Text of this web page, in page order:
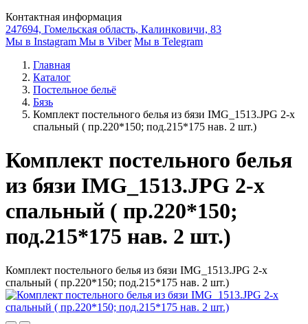
Контактная информация
247694, Гомельская область, Калинковичи, 83
Мы в Instagram Мы в Viber Мы в Telegram
Главная
Каталог
Постельное бельё
Бязь
Комплект постельного белья из бязи IMG_1513.JPG 2-х
спальный ( пр.220*150; под.215*175 нав. 2 шт.)
Комплект постельного белья
из бязи IMG_1513.JPG 2-х
спальный ( пр.220*150;
под.215*175 нав. 2 шт.)
Комплект постельного белья из бязи IMG_1513.JPG 2-х
спальный ( пр.220*150; под.215*175 нав. 2 шт.)